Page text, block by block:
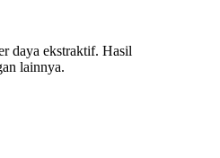
daya ekstraktif. Hasil
lainnya.